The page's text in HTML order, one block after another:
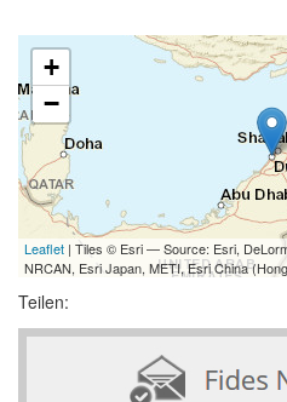
+
−
Leaflet | Tiles © Esri — Source: Esri,
NRCAN, Esri Japan, METI, Esri China
Teilen: